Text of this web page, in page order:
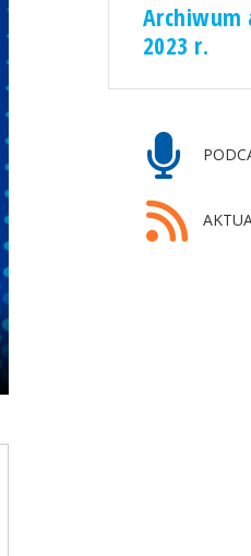
Archiwum
2023 r.